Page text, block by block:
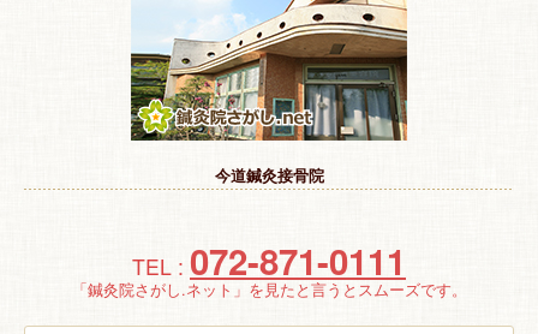
よくある質問
ホームケア
特 集
お悩み解決！
今道鍼灸接骨院
TEL : 072-871-0111
「鍼灸院さがし.ネット」を見たと言うとスムーズです。